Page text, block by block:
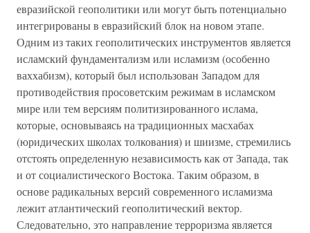
евразийской геополитики или могут быть потенциально
интегрированы в евразийский блок на новом этапе.
Одним из таких геополитических инструментов является
исламский фундаментализм или исламизм (особенно
ваххабизм), который был использован Западом для
противодействия просоветским режимам в исламском
мире или тем версиям политизированного ислама,
которые, основываясь на традиционных масхабах
(юридических школах толкования) и шиизме, стремились
отстоять определенную независимость как от Запада, так
и от социалистического Востока. Таким образом, в
основе радикальных версий современного исламизма
лежит атлантический геополитический вектор.
Следовательно, это направление терроризма является